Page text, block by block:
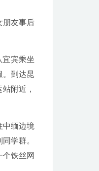
朋友事后
宜宾乘坐
。到达昆
附近，
中缅边境
学群。
铁丝网